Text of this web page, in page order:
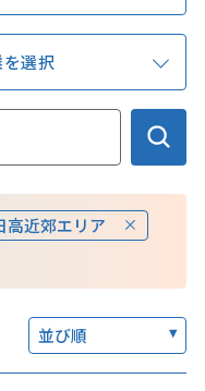
事業者の皆さまへ
観光資料
選択
高近郊エリア
並び順